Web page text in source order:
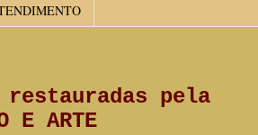
pela
ARTE